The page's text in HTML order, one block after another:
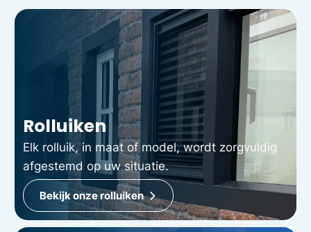
Rolluiken
Elk rolluik, in maat of model, wordt zorgvuldig
afgestemd op uw situatie.
Bekijk onze rolluiken